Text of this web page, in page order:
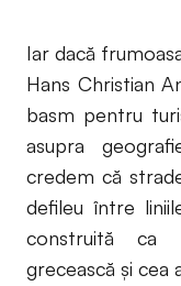
Iar dacă
Hans Christian
basm pentru
asupra
credem că
defileu între
construită ca
grecească și cea